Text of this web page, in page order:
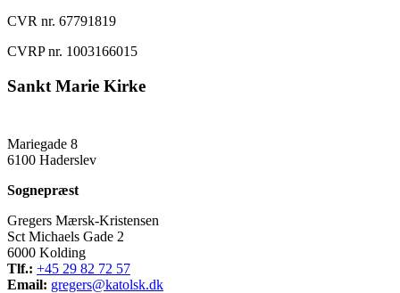
CVR nr. 67791819
CVRP nr. 1003166015
Sankt Marie Kirke
Mariegade 8
6100 Haderslev
Sognepræst
Gregers Mærsk-Kristensen
Sct Michaels Gade 2
6000 Kolding
Tlf.: +45 29 82 72 57
Email: gregers@katolsk.dk